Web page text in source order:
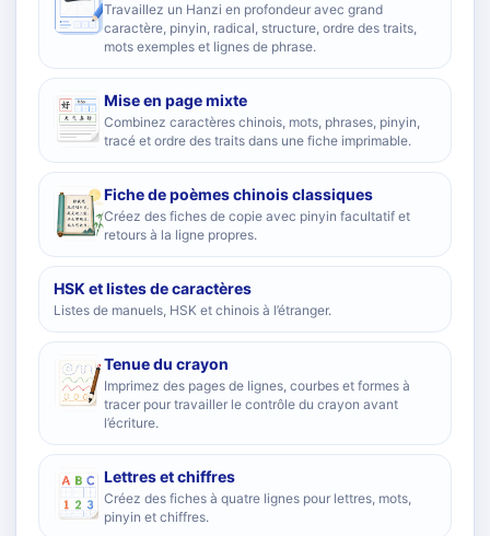
Travaillez un Hanzi en profondeur avec grand
caractère, pinyin, radical, structure, ordre des traits,
mots exemples et lignes de phrase.
Mise en page mixte
Combinez caractères chinois, mots, phrases, pinyin,
tracé et ordre des traits dans une fiche imprimable.
Fiche de poèmes chinois classiques
Créez des fiches de copie avec pinyin facultatif et
retours à la ligne propres.
HSK et listes de caractères
Listes de manuels, HSK et chinois à l’étranger.
Tenue du crayon
Imprimez des pages de lignes, courbes et formes à
tracer pour travailler le contrôle du crayon avant
l’écriture.
Lettres et chiffres
Créez des fiches à quatre lignes pour lettres, mots,
pinyin et chiffres.